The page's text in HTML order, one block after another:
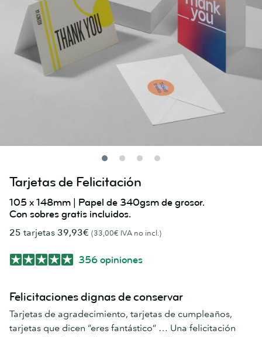
Tarjetas de Felicitación
105 x 148mm | Papel de 340gsm de grosor.
Con sobres gratis incluidos.
25 tarjetas 39,93€ (33,00€ IVA no incl.)
356 opiniones
Felicitaciones dignas de conservar
Tarjetas de agradecimiento, tarjetas de cumpleaños,
tarjetas que dicen “eres fantástico” … Una felicitación